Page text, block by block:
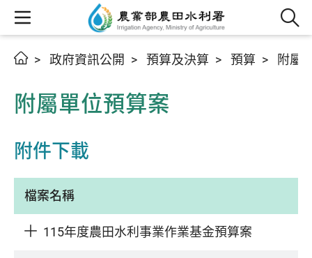
政府資訊公開 預算及決算 預算 附屬
附屬單位預算案
附件下載
檔案名稱
115年度農田水利事業作業基金預算案